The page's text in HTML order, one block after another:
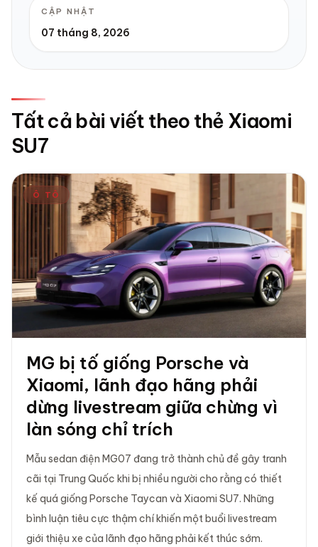
CẬP NHẬT
07 tháng 8, 2026
Tất cả bài viết theo thẻ Xiaomi
SU7
Ô TÔ
MG bị tố giống Porsche và
Xiaomi, lãnh đạo hãng phải
dừng livestream giữa chừng vì
làn sóng chỉ trích
Mẫu sedan điện MG07 đang trở thành chủ đề gây tranh
cãi tại Trung Quốc khi bị nhiều người cho rằng có thiết
kế quá giống Porsche Taycan và Xiaomi SU7. Những
bình luận tiêu cực thậm chí khiến một buổi livestream
giới thiệu xe của lãnh đạo hãng phải kết thúc sớm.